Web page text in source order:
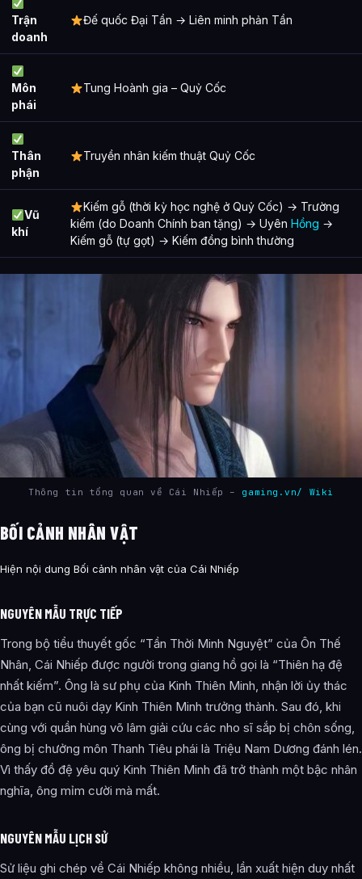
Trận
doanh
Đế quốc Đại Tần → Liên minh phản Tần
Môn
phái
Tung Hoành gia – Quỷ Cốc
Thân
phận
Truyền nhân kiếm thuật Quỷ Cốc
Vũ
khí
Kiếm gỗ (thời kỳ học nghệ ở Quỷ Cốc) → Trường
kiếm (do Doanh Chính ban tặng) → Uyên Hồng →
Kiếm gỗ (tự gọt) → Kiếm đồng bình thường
Thông tin tổng quan về Cái Nhiếp – gaming.vn/ Wiki
BỐI CẢNH NHÂN VẬT
Hiện nội dung Bối cảnh nhân vật của Cái Nhiếp
NGUYÊN MẪU TRỰC TIẾP
Trong bộ tiểu thuyết gốc “Tần Thời Minh Nguyệt” của Ôn Thế
Nhân, Cái Nhiếp được người trong giang hồ gọi là “Thiên hạ đệ
nhất kiếm”. Ông là sư phụ của Kinh Thiên Minh, nhận lời ủy thác
của bạn cũ nuôi dạy Kinh Thiên Minh trưởng thành. Sau đó, khi
cùng với quần hùng võ lâm giải cứu các nho sĩ sắp bị chôn sống,
ông bị chưởng môn Thanh Tiêu phái là Triệu Nam Dương đánh lén.
Vì thấy đồ đệ yêu quý Kinh Thiên Minh đã trở thành một bậc nhân
nghĩa, ông mỉm cười mà mất.
NGUYÊN MẪU LỊCH SỬ
Sử liệu ghi chép về Cái Nhiếp không nhiều, lần xuất hiện duy nhất